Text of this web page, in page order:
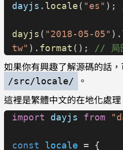
dayjs . locale( "es" );
dayjs ( "2018-05-05" ).
tw" ). format (); // 局
如果你有興趣了解源碼的話
/src/locale/
。
這裡是繁體中文的在地化處理
import dayjs from
const locale = {